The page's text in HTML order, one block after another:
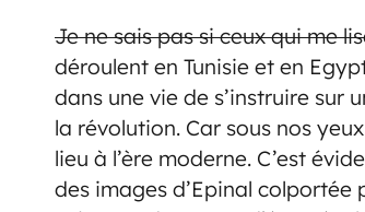
Je ne sais pas si ceux qui me
déroulent en Tunisie et en
dans une vie de s’instruire sur
la révolution. Car sous nos
lieu à l’ère moderne. C’est
des images d’Epinal